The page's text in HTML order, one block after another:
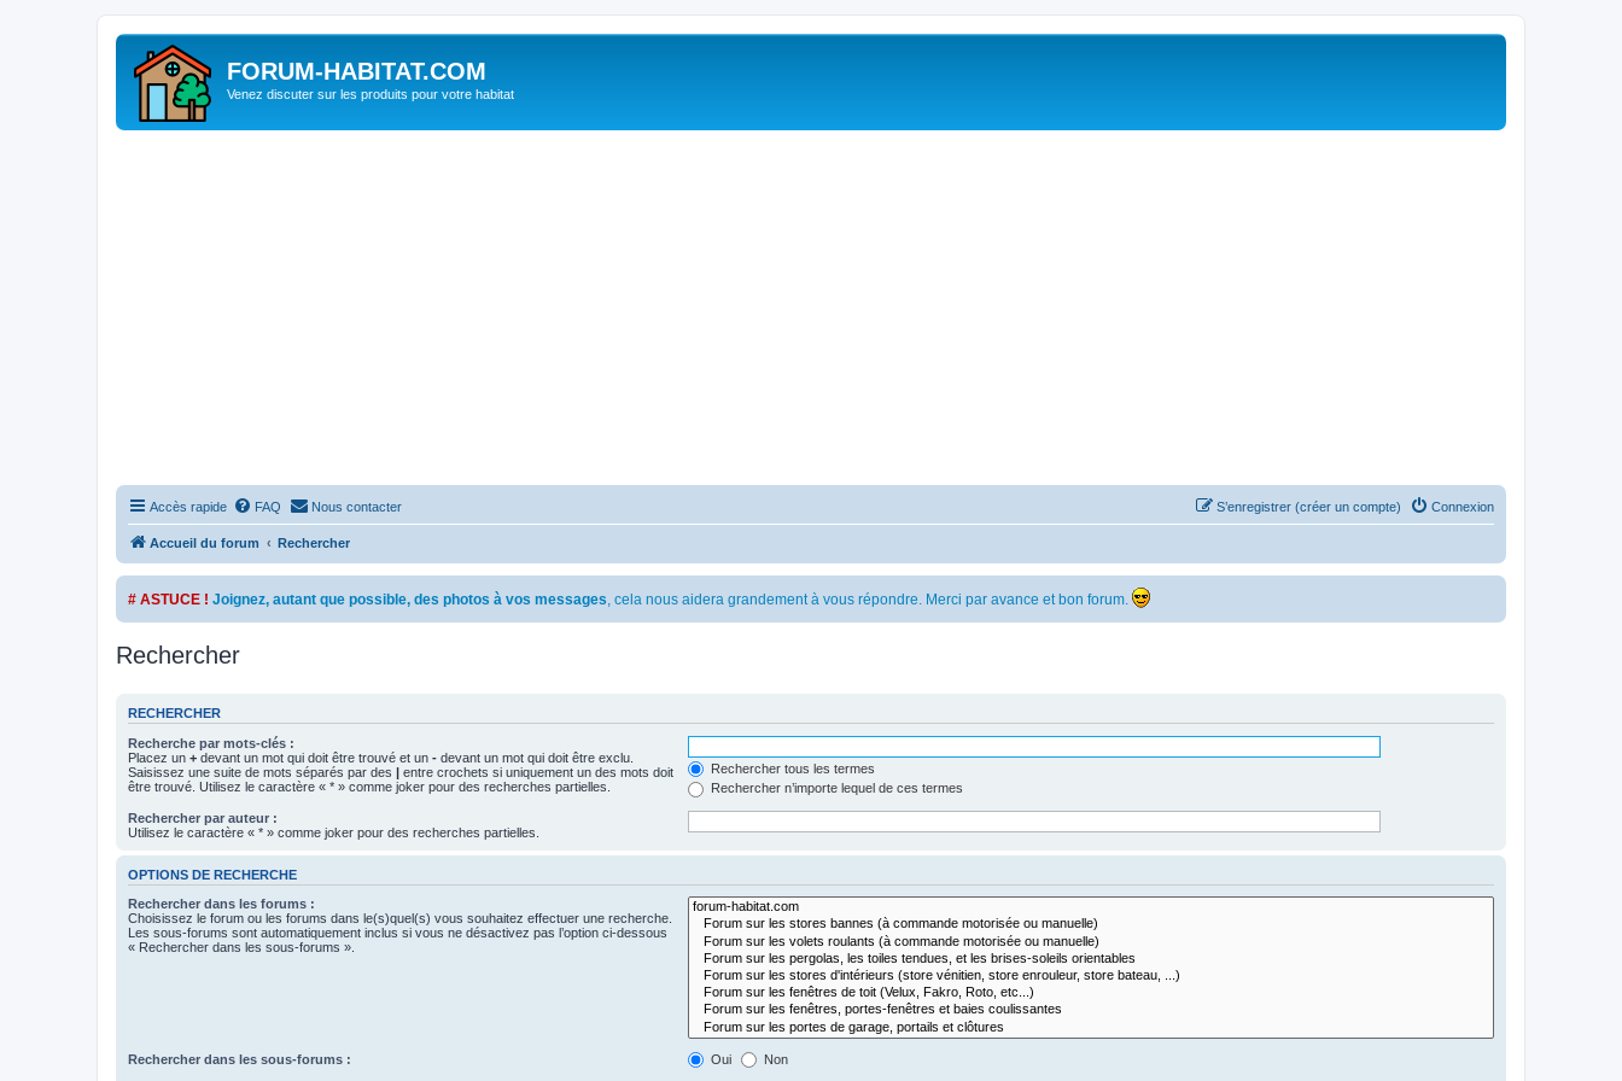
FORUM-HABITAT.COM
Venez discuter sur les produits pour votre habitat
Accès rapide FAQ Nous contacter Connexion
S’enregistrer (créer un compte)
Accueil du forum Rechercher
# ASTUCE ! Joignez, autant que possible, des photos à vos messages, cela nous aidera grandement à vous répondre. Merci par avance et bon forum.
Rechercher
RECHERCHER
Recherche par mots-clés :
Placez un + devant un mot qui doit être trouvé et un - devant un mot qui doit être exclu.
Saisissez une suite de mots séparés par des | entre crochets si uniquement un des mots doit
être trouvé. Utilisez le caractère « * » comme joker pour des recherches partielles.
Rechercher tous les termes
Rechercher n’importe lequel de ces termes
Rechercher par auteur :
Utilisez le caractère « * » comme joker pour des recherches partielles.
OPTIONS DE RECHERCHE
Rechercher dans les forums :
Choisissez le forum ou les forums dans le(s)quel(s) vous souhaitez effectuer une recherche.
Les sous-forums sont automatiquement inclus si vous ne désactivez pas l’option ci-dessous
« Rechercher dans les sous-forums ».
Rechercher dans les sous-forums : Oui Non